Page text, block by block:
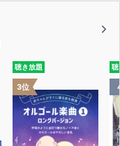
聴き放題
3位
聴